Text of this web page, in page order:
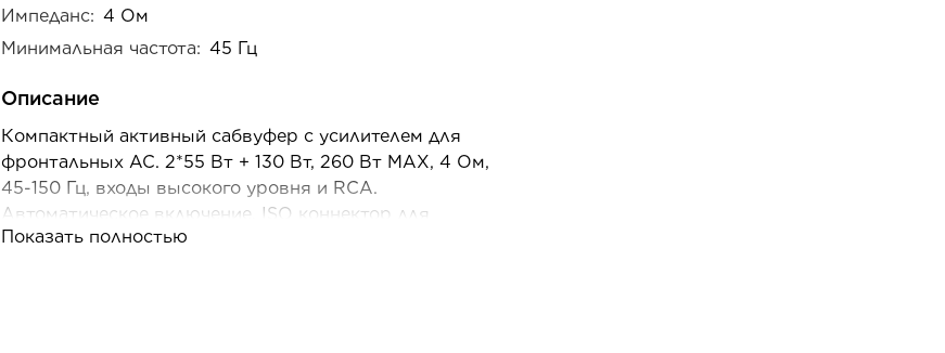
Импеданс: 4 Ом
Минимальная частота: 45 Гц
Описание
Компактный активный сабвуфер с усилителем для
фронтальных АС. 2*55 Вт + 130 Вт, 260 Вт MAX, 4 Ом,
45-150 Гц, входы высокого уровня и RCA.
Автоматическое включение. ISO коннектор для
подключения к штатной системе.
Показать полностью